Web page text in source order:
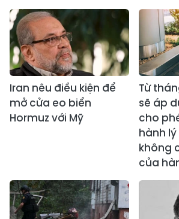
Iran nêu điều kiện để
mở cửa eo biển
Hormuz với Mỹ
Từ
sẽ áp
cho
hành
không
của